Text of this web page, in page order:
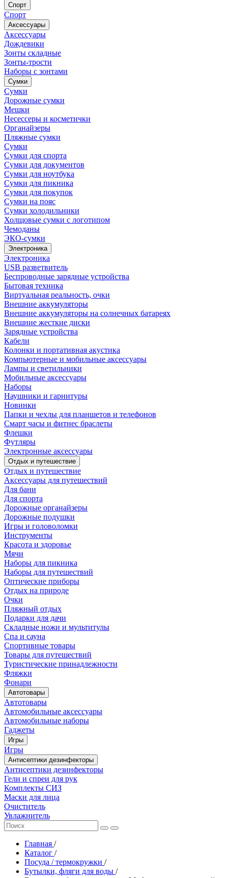
Спорт
Спорт
Аксессуары
Аксессуары
Дождевики
Зонты складные
Зонты-трости
Наборы с зонтами
Сумки
Сумки
Дорожные сумки
Мешки
Несессеры и косметички
Органайзеры
Пляжные сумки
Сумки
Сумки для спорта
Сумки для документов
Сумки для ноутбука
Сумки для пикника
Сумки для покупок
Сумки на пояс
Сумки холодильники
Холщовые сумки с логотипом
Чемоданы
ЭКО-сумки
Электроника
Электроника
USB разветвитель
Беспроводные зарядные устройства
Бытовая техника
Виртуальная реальность, очки
Внешние аккумуляторы
Внешние аккумуляторы на солнечных батареях
Внешние жесткие диски
Зарядные устройства
Кабели
Колонки и портативная акустика
Компьютерные и мобильные аксессуары
Лампы и светильники
Мобильные аксессуары
Наборы
Наушники и гарнитуры
Новинки
Папки и чехлы для планшетов и телефонов
Смарт часы и фитнес браслеты
Флешки
Футляры
Электронные аксессуары
Отдых и путешествие
Отдых и путешествие
Аксессуары для путешествий
Для бани
Для спорта
Дорожные органайзеры
Дорожные подушки
Игры и головоломки
Инструменты
Красота и здоровье
Мячи
Наборы для пикника
Наборы для путешествий
Оптические приборы
Отдых на природе
Очки
Пляжный отдых
Подарки для дачи
Складные ножи и мультитулы
Спа и сауна
Спортивные товары
Товары для путешествий
Туристические принадлежности
Фляжки
Фонари
Автотовары
Автотовары
Автомобильные аксессуары
Автомобильные наборы
Гаджеты
Игры
Игры
Антисептики дезинфекторы
Антисептики дезинфекторы
Гели и спреи для рук
Комплекты СИЗ
Маски для лица
Очиститель
Увлажнитель
Главная /
Каталог /
Посуда / термокружки /
Бутылки, фляги для воды /